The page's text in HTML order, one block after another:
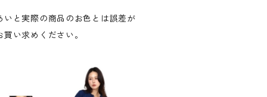
と実際の商品のお色とは誤差が
い求めください。